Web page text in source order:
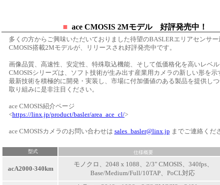
■ ace CMOSIS 2Mモデル 好評発売中！
多くの方からご興味いただいておりました待望のBASLERエリアセンサー
CMOSIS搭載2Mモデルが、リリースされ好評発売中です。
画像品質、高速性、安定性、特殊取込機能、そして低価格化を高いレベル
CMOSISシリーズは、ソフト技術が生み出す産業用カメラの新しい形を示
最新技術を積極的に開発・実装し、市場に付加価値のある製品を提供し
取り組みに是非注目ください。
ace CMOSIS紹介ページ
<https://linx.jp/product/basler/area_ace_cl/>
ace CMOSISカメラのお問い合わせは sales_basler@linx.jp までご連絡くだ
型式 仕様概要
acA2000-340km
モノクロ、2048 x 1088、2/3" CMOSIS、340fps、
Base/Medium/Full/10TAP、PoCL対応